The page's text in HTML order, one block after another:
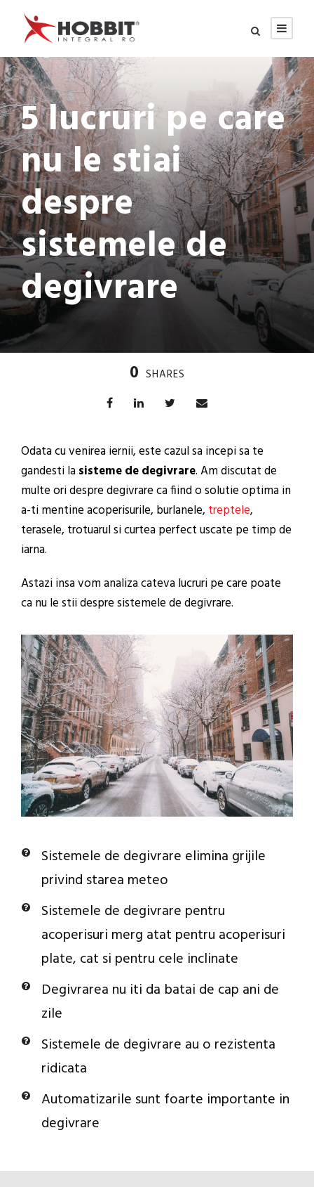
5 lucruri pe care
nu le stiai
despre
sistemele de
degivrare
0 SHARES
Odata cu venirea iernii, este cazul sa incepi sa te
gandesti lasisteme de degivrare. Am discutat de
multe ori despre degivrare ca fiind o solutie optima in
a-ti mentine acoperisurile, burlanele, treptele,
terasele, trotuarul si curtea perfect uscate pe timp de
iarna.
Astazi insa vom analiza cateva lucruri pe care poate
ca nu le stii despre sistemele de degivrare.
Sistemele de degivrare elimina grijile
privind starea meteo
Sistemele de degivrare pentru
acoperisuri merg atat pentru acoperisuri
plate, cat si pentru cele inclinate
Degivrarea nu iti da batai de cap ani de
zile
Sistemele de degivrare au o rezistenta
ridicata
Automatizarile sunt foarte importante in
degivrare